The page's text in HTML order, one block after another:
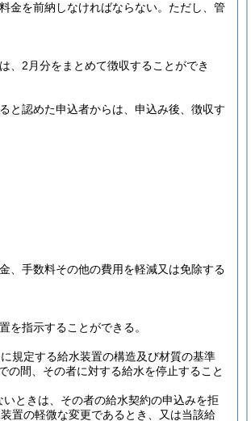
を前納しなければならない。 ただし、管
、2月分をまとめて徴収することができ
と認めた申込者からは、申込み後、徴収す
、手数料その他の費用を軽減又は免除する
を指示することができる。
規定する給水装置の構造及び材質の基準
の間、その者に対する給水を停止すること
ときは、その者の給水契約の申込みを拒
置の軽微な変更であるとき、又は当該給